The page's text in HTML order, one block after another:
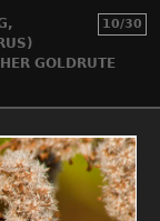
10/30
GOLDRUTE